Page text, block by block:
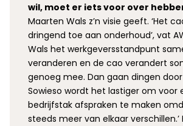
wil, moet er iets voor over
Maarten Wals z’n visie geeft. ‘Het
dringend toe aan onderhoud’, vat
Wals het werkgeversstandpunt
veranderen en de cao verandert
genoeg mee. Dan gaan dingen
Sowieso wordt het lastiger om voor
bedrijfstak afspraken te maken
steeds meer van elkaar verschillen.’